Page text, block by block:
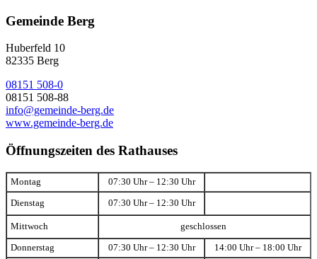
Gemeinde Berg
Huberfeld 10
82335 Berg
08151 508-0
08151 508-88
info@gemeinde-berg.de
www.gemeinde-berg.de
Öffnungszeiten des Rathauses
Montag 07:30 Uhr – 12:30 Uhr
Dienstag 07:30 Uhr – 12:30 Uhr
Mittwoch geschlossen
Donnerstag 07:30 Uhr – 12:30 Uhr 14:00 Uhr – 18:00 Uhr